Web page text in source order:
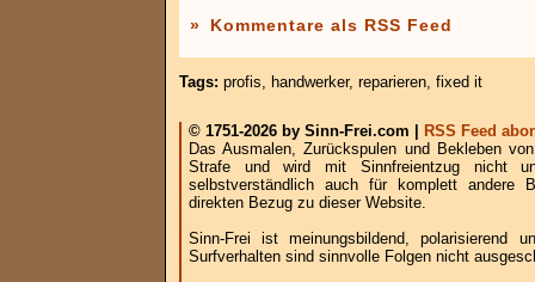
» Kommentare als RSS Feed
Tags: profis, handwerker, reparieren, fixed it
© 1751-2026 by Sinn-Frei.com |
RSS Feed
Das Ausmalen, Zurückspulen und Bekleben
Strafe und wird mit Sinnfreientzug nicht
selbstverständlich auch für komplett andere
direkten Bezug zu dieser Website.
Sinn-Frei ist meinungsbildend, polarisierend
Surfverhalten sind sinnvolle Folgen nicht